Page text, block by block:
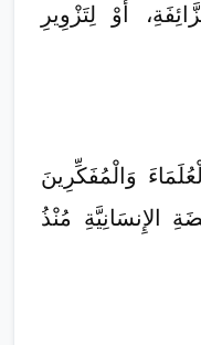
أَوْ لِتَزْوِيرِ
وَالْمُفَكِّرِينَ
الإِنسَانِيَّةِ مُنْذُ